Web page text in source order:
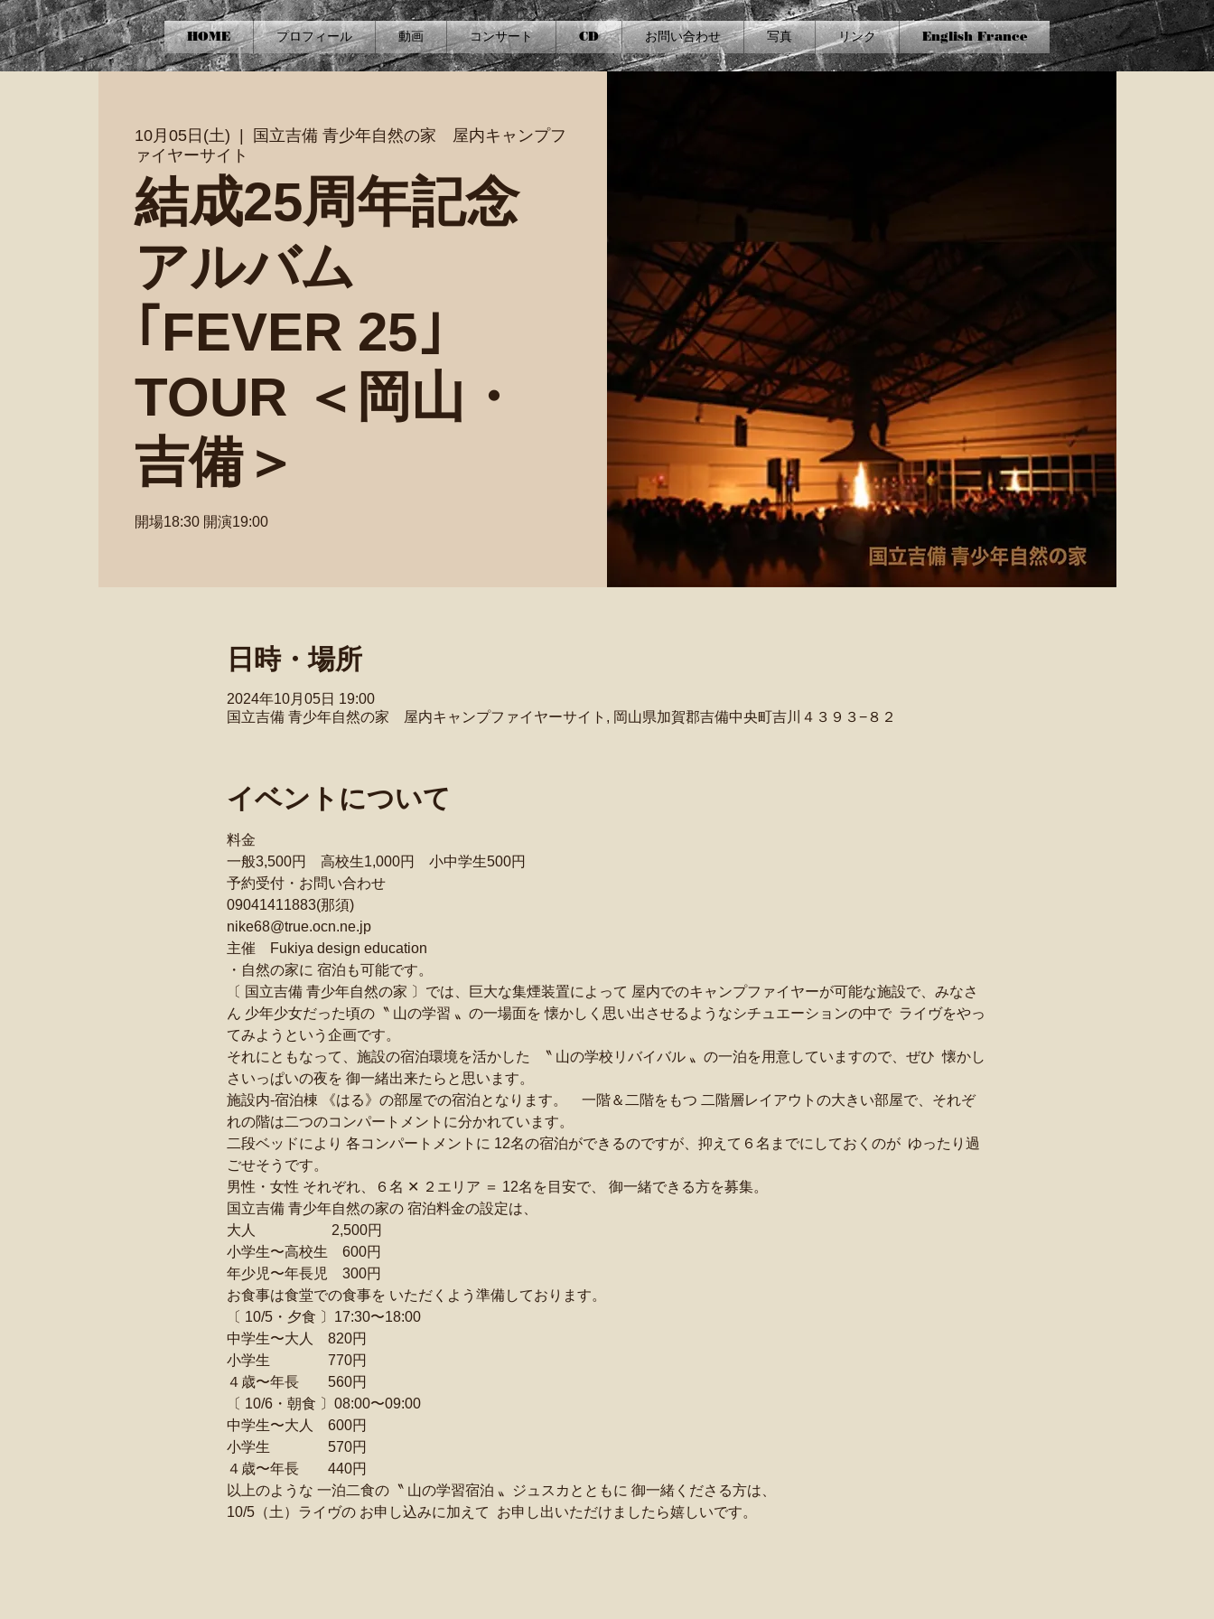
HOME プロフィール 動画 コンサート CD お問い合わせ 写真 リンク English France
10月05日(土)
国立吉備 青少年自然の家 屋内キャンプフ
ァイヤーサイト
結成25周年記念
アルバム
｢FEVER 25｣
TOUR ＜岡山・
吉備＞
開場18:30 開演19:00
日時・場所
2024年10月05日 19:00
国立吉備 青少年自然の家 屋内キャンプファイヤーサイト, 岡山県加賀郡吉備中央町吉川４３９３−８２
イベントについて
料金
一般3,500円　高校生1,000円　小中学生500円
予約受付・お問い合わせ
09041411883(那須)
nike68@true.ocn.ne.jp
主催　Fukiya design education
・自然の家に 宿泊も可能です。
〔 国立吉備 青少年自然の家 〕では、巨大な集煙装置によって 屋内でのキャンプファイヤーが可能な施設で、みなさ
ん 少年少女だった頃の〝 山の学習 〟の一場面を 懐かしく思い出させるようなシチュエーションの中で  ライヴをやっ
てみようという企画です。
それにともなって、施設の宿泊環境を活かした  〝 山の学校リバイバル 〟の一泊を用意していますので、ぜひ  懐かし
さいっぱいの夜を 御一緒出来たらと思います。
施設内‐宿泊棟 《はる》の部屋での宿泊となります。　一階＆二階をもつ 二階層レイアウトの大きい部屋で、それぞ
れの階は二つのコンパートメントに分かれています。
二段ベッドにより 各コンパートメントに 12名の宿泊ができるのですが、抑えて６名までにしておくのが  ゆったり過
ごせそうです。
男性・女性 それぞれ、６名 ✕ ２エリア ＝ 12名を目安で、 御一緒できる方を募集。
国立吉備 青少年自然の家の 宿泊料金の設定は、
大人　　　　 　2,500円
小学生〜高校生　600円
年少児〜年長児　300円
お食事は食堂での食事を いただくよう準備しております。
〔 10/5・夕食 〕17:30〜18:00
中学生〜大人　820円
小学生　　　　770円
４歳〜年長　　560円
〔 10/6・朝食 〕08:00〜09:00
中学生〜大人　600円
小学生　　　　570円
４歳〜年長　　440円
以上のような 一泊二食の〝 山の学習宿泊 〟ジュスカとともに 御一緒くださる方は、
10/5（土）ライヴの お申し込みに加えて  お申し出いただけましたら嬉しいです。